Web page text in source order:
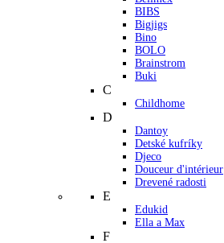
BIBS
Bigjigs
Bino
BOLO
Brainstrom
Buki
C
Childhome
D
Dantoy
Detské kufríky
Djeco
Douceur d'intérieur
Drevené radosti
E
Edukid
Ella a Max
F